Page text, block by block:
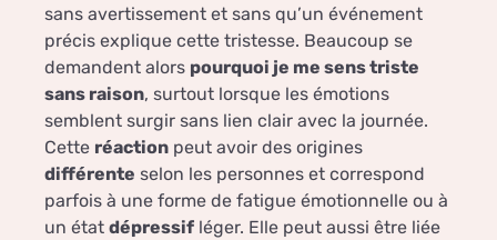
sans avertissement et sans qu’un événement
précis explique cette tristesse. Beaucoup se
demandent alors pourquoi je me sens triste
sans raison, surtout lorsque les émotions
semblent surgir sans lien clair avec la journée.
Cette réaction peut avoir des origines
différente selon les personnes et correspond
parfois à une forme de fatigue émotionnelle ou à
un état dépressif léger. Elle peut aussi être liée